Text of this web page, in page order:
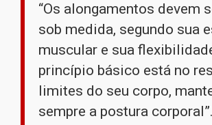
“Os alongamentos devem
sob medida, segundo sua
muscular e sua
princípio básico está no
limites do seu corpo,
sempre a postura corporal”.